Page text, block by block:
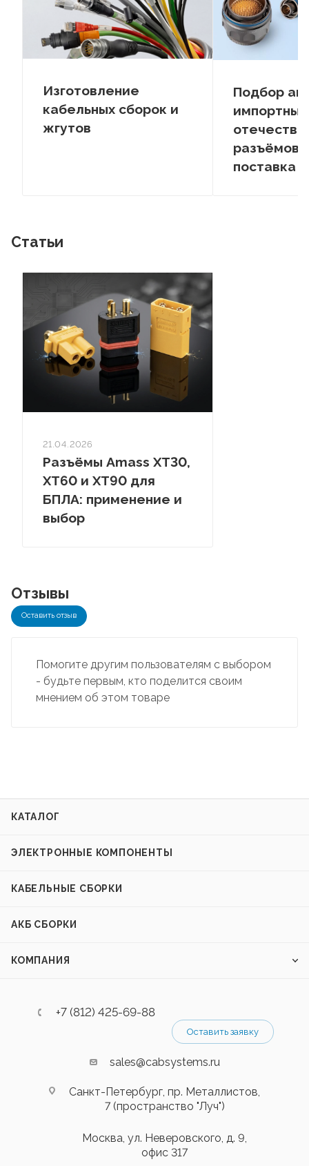
Изготовление
кабельных сборок и
жгутов
Подбор
разъёмов
поставка
Статьи
21.04.2026
Разъёмы Amass XT30,
XT60 и XT90 для
БПЛА: применение и
выбор
Отзывы
Оставить отзыв
Помогите другим пользователям с выбором
- будьте первым, кто поделится своим
мнением об этом товаре
КАТАЛОГ
ЭЛЕКТРОННЫЕ КОМПОНЕНТЫ
КАБЕЛЬНЫЕ СБОРКИ
АКБ СБОРКИ
КОМПАНИЯ
+7 (812) 425-69-88
Оставить заявку
sales@cabsystems.ru
Санкт-Петербург, пр. Металлистов,
7 (пространство "Луч")
Москва, ул. Неверовского, д. 9,
офис 317